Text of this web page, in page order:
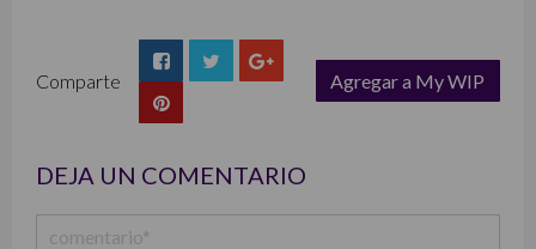
Comparte
Agregar a My WIP
DEJA UN COMENTARIO